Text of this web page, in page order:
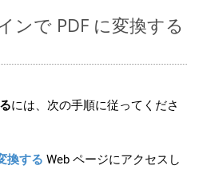
ンで PDF に変換する
には、次の手順に従ってくださ
換する Web ページにアクセスし